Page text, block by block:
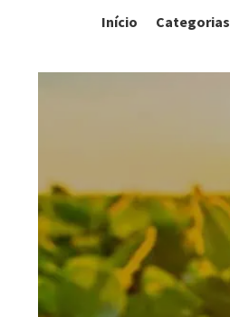
Início Categorias